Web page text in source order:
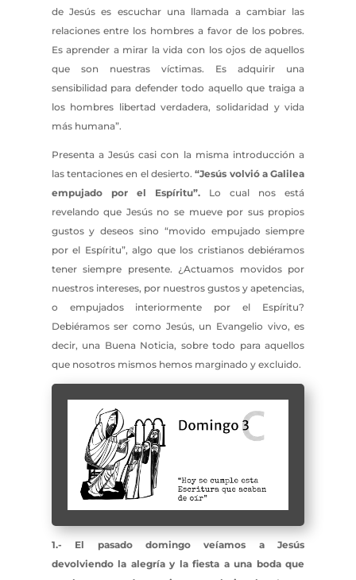
de Jesús es escuchar una llamada a cambiar las
relaciones entre los hombres a favor de los pobres.
Es aprender a mirar la vida con los ojos de aquellos
que son nuestras víctimas. Es adquirir una
sensibilidad para defender todo aquello que traiga a
los hombres libertad verdadera, solidaridad y vida
más humana”.
Presenta a Jesús casi con la misma introducción a
las tentaciones en el desierto.“Jesús volvió a Galilea
empujado por el Espíritu”.Lo cual nos está
revelando que Jesús no se mueve por sus propios
gustos y deseos sino “movido empujado siempre
por el Espíritu”, algo que los cristianos debiéramos
tener siempre presente. ¿Actuamos movidos por
nuestros intereses, por nuestros gustos y apetencias,
o empujados interiormente por el Espíritu?
Debiéramos ser como Jesús, un Evangelio vivo, es
decir, una Buena Noticia, sobre todo para aquellos
que nosotros mismos hemos marginado y excluido.
1.- El pasado domingo veíamos a Jesús
devolviendo la alegría y la fiesta a una boda que